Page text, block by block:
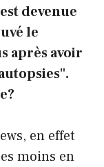
devenue
le
après avoir
en effet
moins en